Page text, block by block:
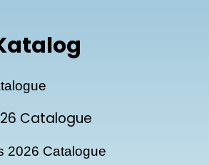
Catalogue
2026 Catalogue